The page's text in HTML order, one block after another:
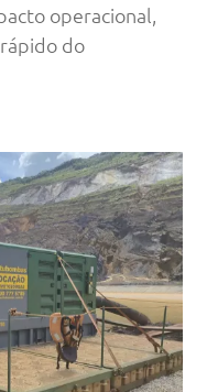
operacional,
do